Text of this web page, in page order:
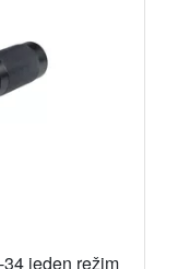
jeden režim